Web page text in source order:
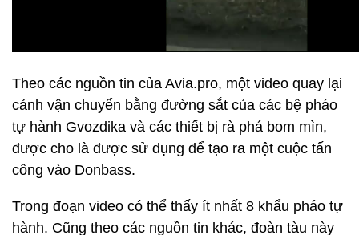
Theo các nguồn tin của Avia.pro, một video quay lại
cảnh vận chuyển bằng đường sắt của các bệ pháo
tự hành Gvozdika và các thiết bị rà phá bom mìn,
được cho là được sử dụng để tạo ra một cuộc tấn
công vào Donbass.
Trong đoạn video có thể thấy ít nhất 8 khẩu pháo tự
hành. Cũng theo các nguồn tin khác, đoàn tàu này